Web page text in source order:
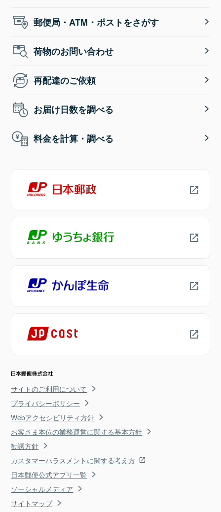
郵便局・ATM・ポストをさがす
荷物のお問い合わせ
再配達のご依頼
お届け日数を調べる
料金を計算・調べる
サイトのご利用について
プライバシーポリシー
Webアクセシビリティ方針
お客さま本位の業務運営に関する基本方針
勧誘方針
カスタマーハラスメントに関する考え方
日本郵便公式アプリ一覧
ソーシャルメディア
サイトマップ